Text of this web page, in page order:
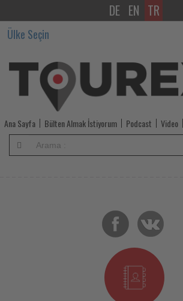
AB,
seyahat
kısıtlamalarının
kaldırılabileceği
ülkeler
listesini
güncelledi
DE EN TR
Ülke Seçin
Ana Sayfa Bülten Almak İstiyorum Podcast Video